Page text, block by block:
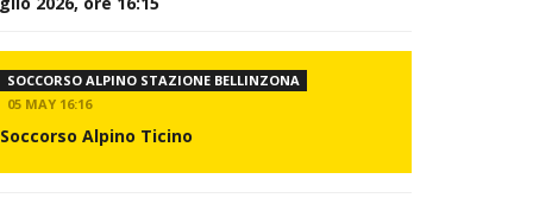
SOCCORSO ALPINO STAZIONE BELLINZONA
05 MAY 16:16
Soccorso Alpino Ticino